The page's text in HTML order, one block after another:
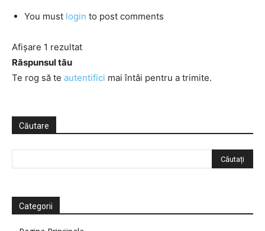
You must login to post comments
Afișare 1 rezultat
Răspunsul tău
Te rog să te autentifici mai întâi pentru a trimite.
Căutare
Categorii